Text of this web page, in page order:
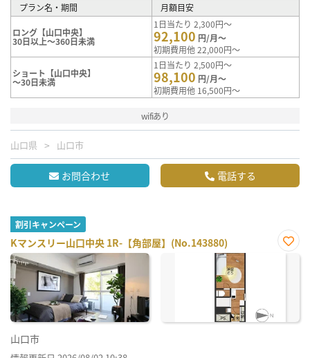
プラン名・期間 月額目安
ロング【山口中央】
30日以上～360日未満
1日当たり 2,300円～
92,100 円/月～
初期費用他 22,000円～
ショート【山口中央】
～30日未満
1日当たり 2,500円～
98,100 円/月～
初期費用他 16,500円～
wifiあり
山口県 山口市
お問合わせ 電話する
割引キャンペーン
Kマンスリー山口中央 1R-【角部屋】(No.143880)
お気
山口市